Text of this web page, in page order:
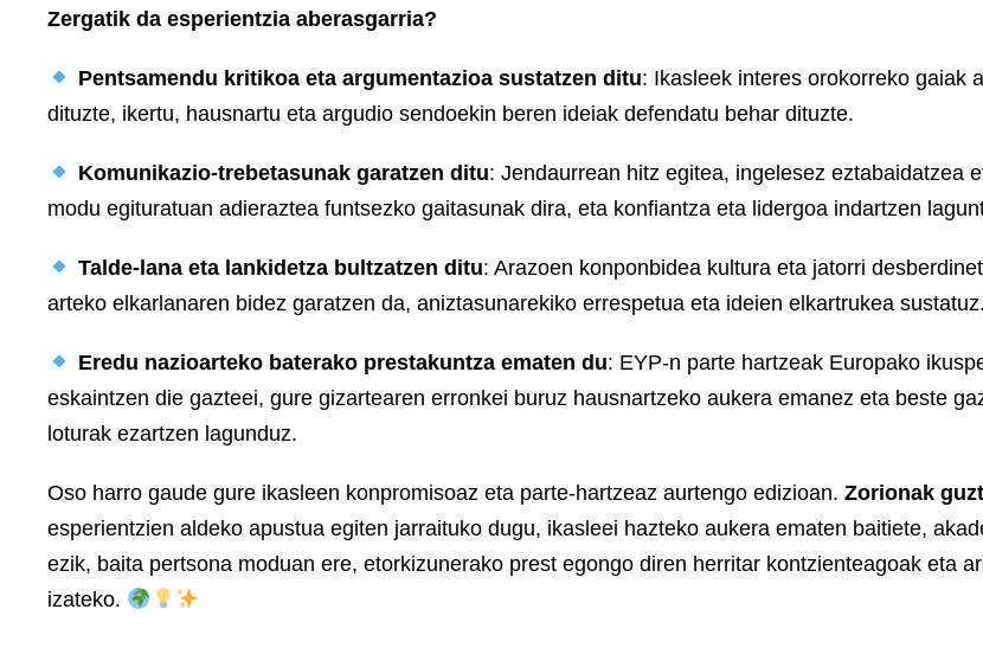
Zergatik da esperientzia aberasgarria?
Pentsamendu kritikoa eta argumentazioa sustatzen ditu: Ikasleek interes orokorreko gaiak
dituzte, ikertu, hausnartu eta argudio sendoekin beren ideiak defendatu behar dituzte.
Komunikazio-trebetasunak garatzen ditu: Jendaurrean hitz egitea, ingelesez eztabaidatzea
modu egituratuan adieraztea funtsezko gaitasunak dira, eta konfiantza eta lidergoa indartzen
Talde-lana eta lankidetza bultzatzen ditu: Arazoen konponbidea kultura eta jatorri
arteko elkarlanaren bidez garatzen da, aniztasunarekiko errespetua eta ideien elkartrukea sustatuz.
Eredu nazioarteko baterako prestakuntza ematen du: EYP-n parte hartzeak Europako
eskaintzen die gazteei, gure gizartearen erronkei buruz hausnartzeko aukera emanez eta beste
loturak ezartzen lagunduz.
Oso harro gaude gure ikasleen konpromisoaz eta parte-hartzeaz aurtengo edizioan. Zorionak
esperientzien aldeko apustua egiten jarraituko dugu, ikasleei hazteko aukera ematen baitiete,
ezik, baita pertsona moduan ere, etorkizunerako prest egongo diren herritar kontzienteagoak eta
izateko.